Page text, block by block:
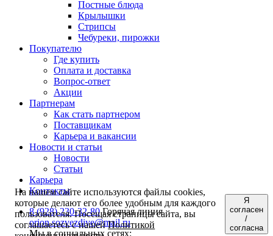
Постные блюда
Крылышки
Стрипсы
Чебуреки, пирожки
Покупателю
Где купить
Оплата и доставка
Вопрос-ответ
Акции
Партнерам
Как стать партнером
Поставщикам
Карьера и вакансии
Новости и статьи
Новости
Статьи
Карьера
Контакты
8 (928) 230-32-80 Горячая линия
orion.sozvezdiye@mail.ru
Мы в социальных сетях:
На нашем сайте используются файлы cookies,
которые делают его более удобным для каждого
пользователя. Посещая страницы сайта, вы
соглашаетесь с нашейПолитикой
Я
согласен
/
согласна